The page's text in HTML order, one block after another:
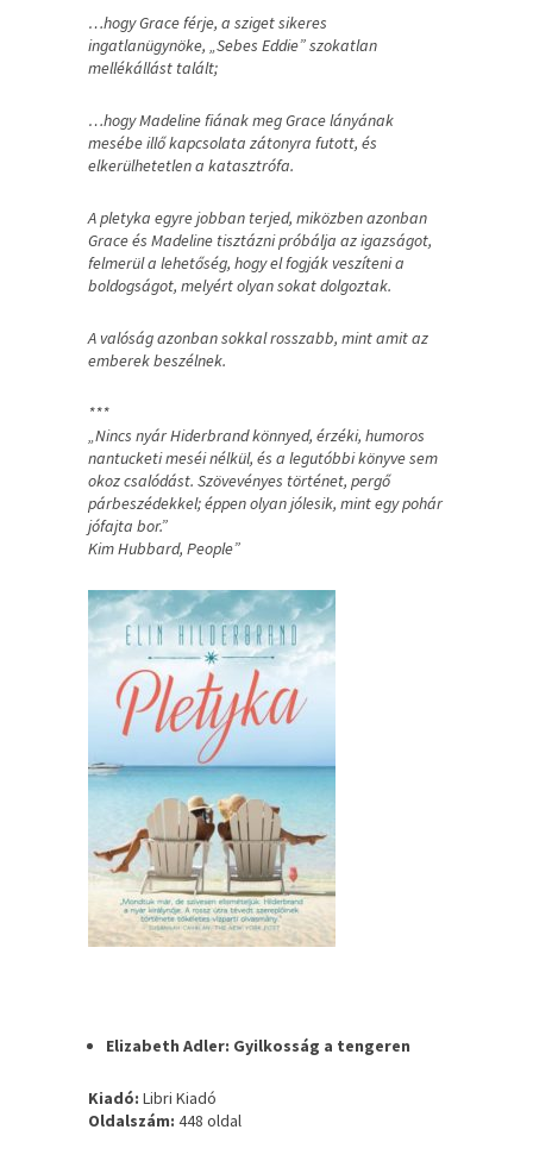
…hogy Grace férje, a sziget sikeres
ingatlanügynöke, „Sebes Eddie” szokatlan
mellékállást talált;
…hogy Madeline fiának meg Grace lányának
mesébe illő kapcsolata zátonyra futott, és
elkerülhetetlen a katasztrófa.
A pletyka egyre jobban terjed, miközben azonban
Grace és Madeline tisztázni próbálja az igazságot,
felmerül a lehetőség, hogy el fogják veszíteni a
boldogságot, melyért olyan sokat dolgoztak.
A valóság azonban sokkal rosszabb, mint amit az
emberek beszélnek.
***
„Nincs nyár Hiderbrand könnyed, érzéki, humoros
nantucketi meséi nélkül, és a legutóbbi könyve sem
okoz csalódást. Szövevényes történet, pergő
párbeszédekkel; éppen olyan jólesik, mint egy pohár
jófajta bor.”
Kim Hubbard, People”
Elizabeth Adler: Gyilkosság a tengeren
Kiadó: Libri Kiadó
Oldalszám: 448 oldal